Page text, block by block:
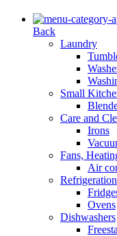
Back
Laundry
Small
Care and
Irons
Fans,
Air
Refrigeration
Ovens
Dishwashers